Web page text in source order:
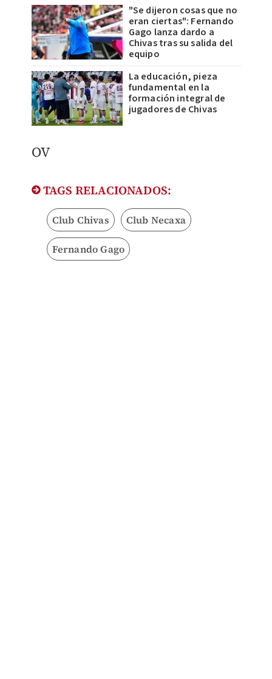
"Se dijeron cosas que no
eran ciertas": Fernando
Gago lanza dardo a
Chivas tras su salida del
equipo
La educación, pieza
fundamental en la
formación integral de
jugadores de Chivas
OV
TAGS RELACIONADOS:
Club Chivas Club Necaxa
Fernando Gago